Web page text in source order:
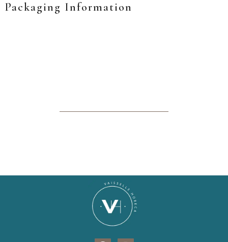
Packaging Information